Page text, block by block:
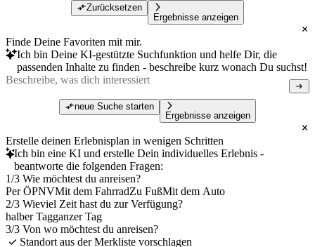
Zurücksetzen
Ergebnisse anzeigen
Finde Deine Favoriten mit mir.
Ich bin Deine KI-gestützte Suchfunktion und helfe Dir, die
passenden Inhalte zu finden - beschreibe kurz wonach Du suchst!
neue Suche starten
Ergebnisse anzeigen
Erstelle deinen Erlebnisplan in wenigen Schritten
Ich bin eine KI und erstelle Dein individuelles Erlebnis -
beantworte die folgenden Fragen:
1/3 Wie möchtest du anreisen?
Per ÖPNVMit dem FahrradZu FußMit dem Auto
2/3 Wieviel Zeit hast du zur Verfügung?
halber Tagganzer Tag
3/3 Von wo möchtest du anreisen?
Standort aus der Merkliste vorschlagen